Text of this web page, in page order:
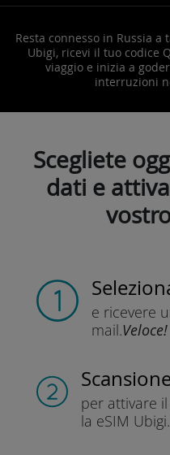
Resta connesso in Russia
Ubigi, ricevi il tuo codice
viaggio e inizia a
interruzioni
Scegliete
dati e
e ricevere
mail.Veloce!
per attivare
la eSIM Ubigi.